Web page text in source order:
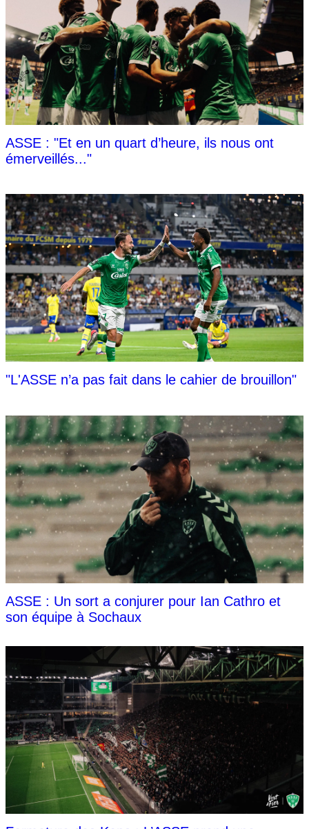
ASSE : "Et en un quart d’heure, ils nous ont
émerveillés..."
"L'ASSE n’a pas fait dans le cahier de brouillon"
ASSE : Un sort a conjurer pour Ian Cathro et
son équipe à Sochaux